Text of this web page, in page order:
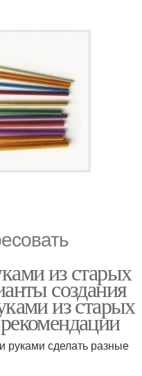
из старых
создания
из старых
сделать разные